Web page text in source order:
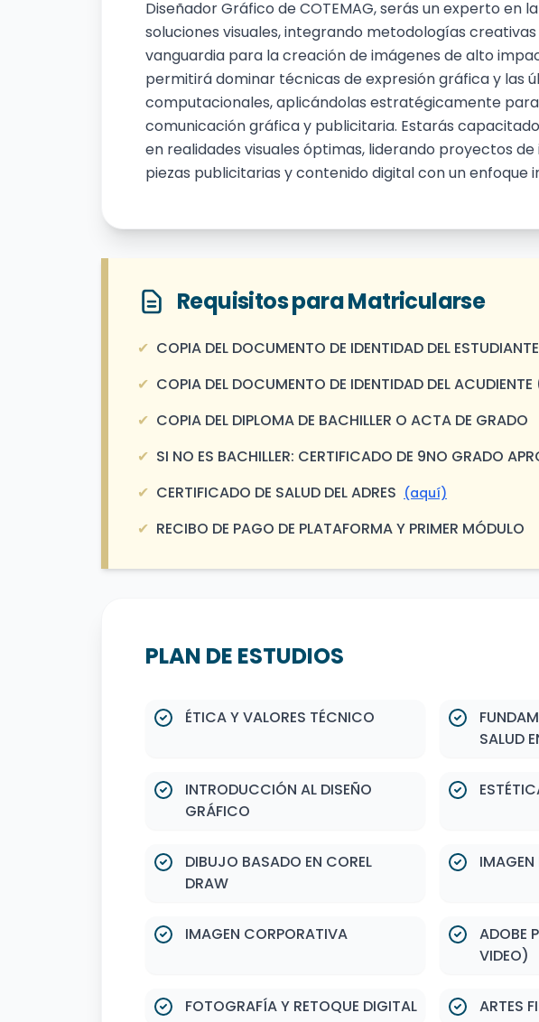
Diseñador Gráfico de COTEMAG, serás un experto en
soluciones visuales, integrando metodologías
vanguardia para la creación de imágenes de alto
permitirá dominar técnicas de expresión gráfica y las
computacionales, aplicándolas estratégicamente
comunicación gráfica y publicitaria. Estarás
en realidades visuales óptimas, liderando proyectos
piezas publicitarias y contenido digital con un enfoque
Requisitos para Matricularse
✔ COPIA DEL DOCUMENTO DE IDENTIDAD DEL ESTUDIANTE
✔ COPIA DEL DOCUMENTO DE IDENTIDAD DEL
✔ COPIA DEL DIPLOMA DE BACHILLER O ACTA DE GRADO
✔ SI NO ES BACHILLER: CERTIFICADO DE 9NO GRADO
✔ CERTIFICADO DE SALUD DEL ADRES (aquí)
✔ RECIBO DE PAGO DE PLATAFORMA Y PRIMER MÓDULO
PLAN DE ESTUDIOS
ÉTICA Y VALORES TÉCNICO
SALUD
INTRODUCCIÓN AL DISEÑO
GRÁFICO
DIBUJO BASADO EN COREL
DRAW
IMAGEN
IMAGEN CORPORATIVA
ADOBE
VIDEO)
FOTOGRAFÍA Y RETOQUE DIGITAL ARTES